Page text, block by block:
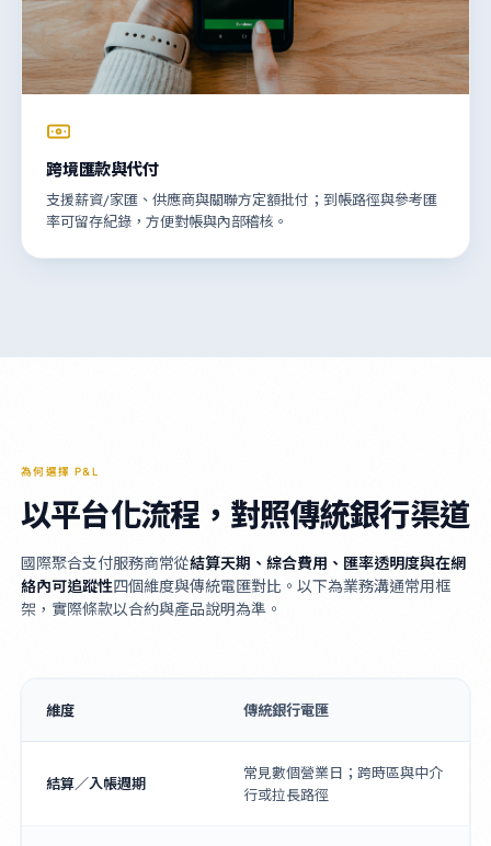
跨境匯款與代付
支援薪資/家匯、供應商與關聯方定額批付；到帳路徑與參考匯
率可留存紀錄，方便對帳與內部稽核。
為何選擇 P&L
以平台化流程，對照傳統銀行渠道
國際聚合支付服務商常從結算天期、綜合費用、匯率透明度與在網
絡內可追蹤性四個維度與傳統電匯對比。以下為業務溝通常用框
架，實際條款以合約與產品說明為準。
維度 傳統銀行電匯
結算／入帳週期
常見數個營業日；跨時區與中介
行或拉長路徑